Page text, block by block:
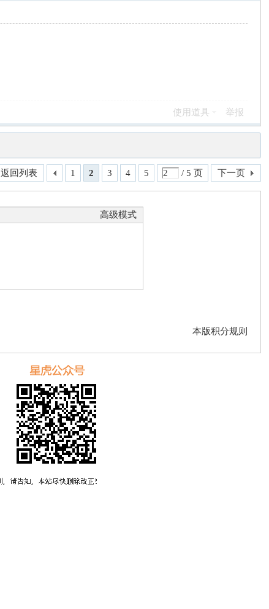
使用道具 举报
1 2 3 4 5 / 5 页 下一页
返回列表
高级模式
本版积分规则